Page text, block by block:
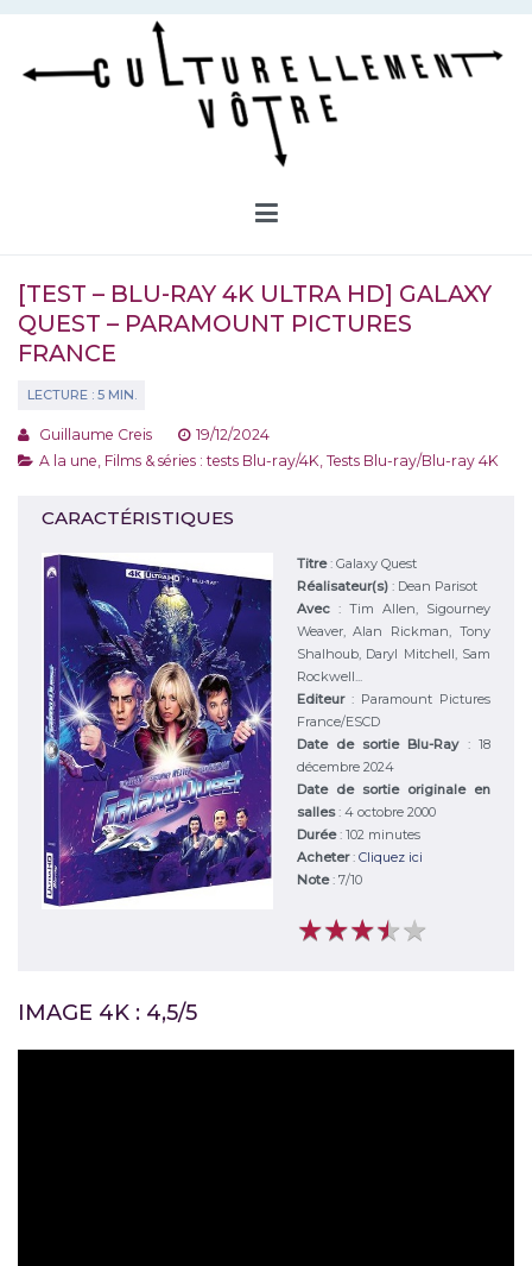
Aller
contenu
[TEST – BLU-RAY 4K ULTRA HD] GALAXY
QUEST – PARAMOUNT PICTURES
FRANCE
Guillaume Creis
19/12/2024
A la une Films & séries : tests Blu-ray/4K Tests Blu-ray/Blu-ray 4K
CARACTÉRISTIQUES
Titre: Galaxy Quest
Réalisateur(s) : Dean Parisot
Avec : Tim Allen, Sigourney
Weaver, Alan Rickman, Tony
Shalhoub, Daryl Mitchell, Sam
Rockwell...
Editeur : Paramount Pictures
France/ESCD
Date de sortie Blu-Ray : 18
décembre 2024
Date de sortie originale en
salles: 4 octobre 2000
Durée: 102 minutes
Acheter: Cliquez ici
Note: 7/10
★★★★★
★★★★★
IMAGE 4K : 4,5/5